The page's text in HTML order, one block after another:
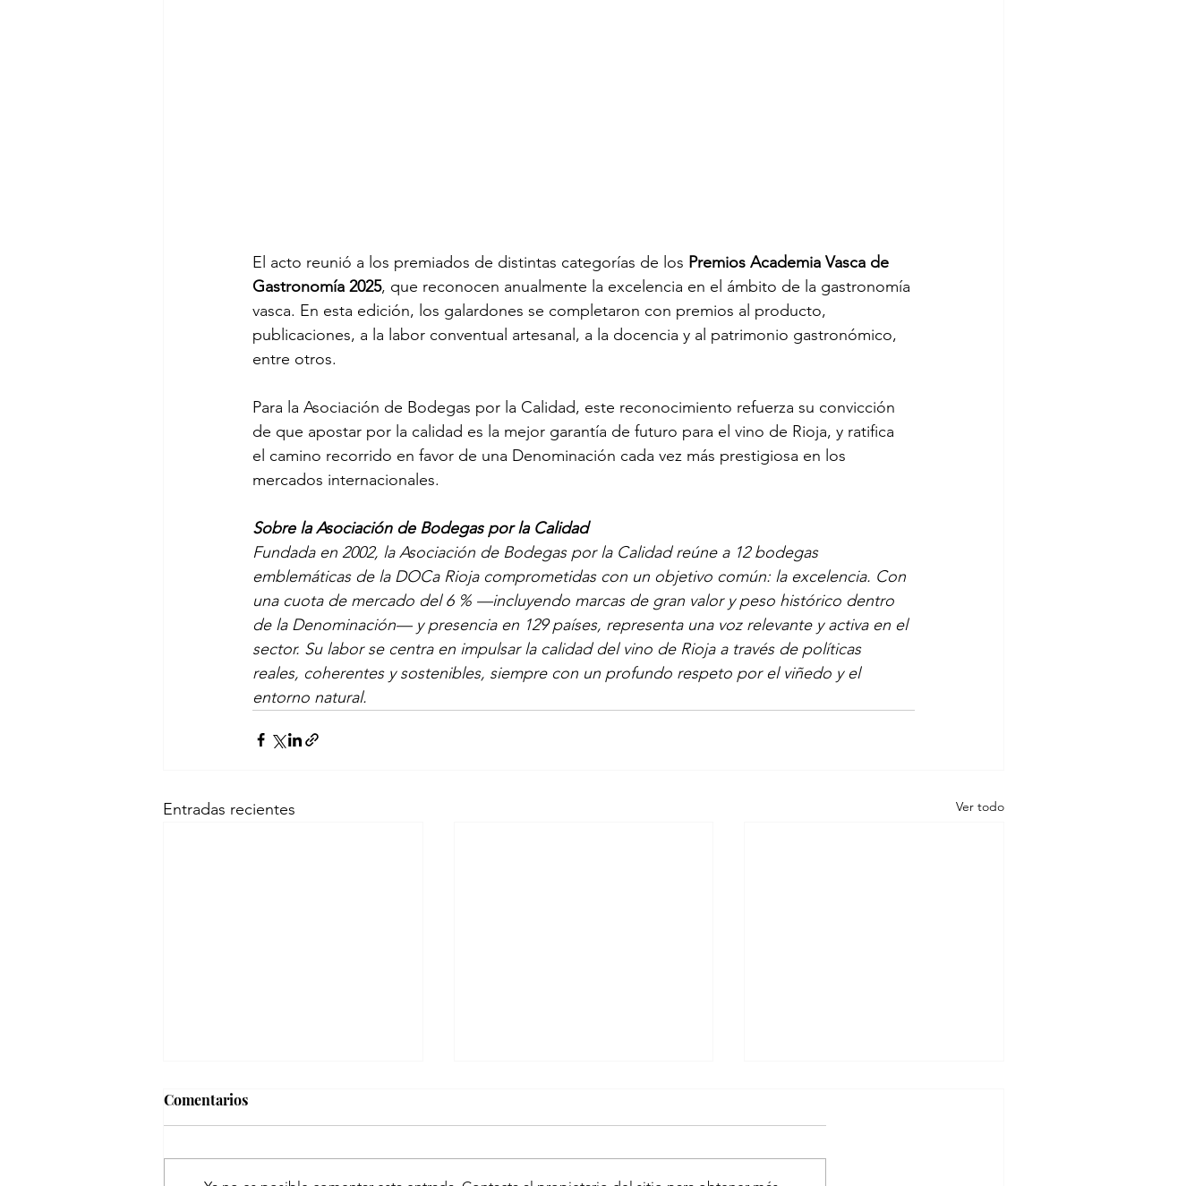
El acto reunió a los premiados de distintas categorías de los Premios Academia Vasca de
Gastronomía 2025, que reconocen anualmente la excelencia en el ámbito de la gastronomía
vasca. En esta edición, los galardones se completaron con premios al producto,
publicaciones, a la labor conventual artesanal, a la docencia y al patrimonio gastronómico,
entre otros.
Para la Asociación de Bodegas por la Calidad, este reconocimiento refuerza su convicción
de que apostar por la calidad es la mejor garantía de futuro para el vino de Rioja, y ratifica
el camino recorrido en favor de una Denominación cada vez más prestigiosa en los
mercados internacionales.
Sobre la Asociación de Bodegas por la Calidad
Fundada en 2002, la Asociación de Bodegas por la Calidad reúne a 12 bodegas
emblemáticas de la DOCa Rioja comprometidas con un objetivo común: la excelencia. Con
una cuota de mercado del 6 % —incluyendo marcas de gran valor y peso histórico dentro
de la Denominación— y presencia en 129 países, representa una voz relevante y activa en el
sector. Su labor se centra en impulsar la calidad del vino de Rioja a través de políticas
reales, coherentes y sostenibles, siempre con un profundo respeto por el viñedo y el
entorno natural.
Entradas recientes Ver todo
Comentarios